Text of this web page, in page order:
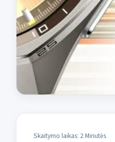
Skaitymo laikas: 2 Minutės